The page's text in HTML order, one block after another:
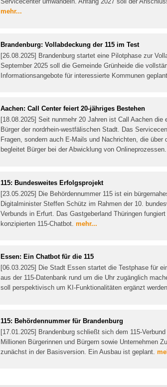
mehr...
Brandenburg: Vollabdeckung der 115 im Test
[26.08.2025] Brandenburg startet eine Pilotphase zur
September 2025 soll die Gemeinde Grünheide die
Informationsangebote für interessierte Kommunen
Aachen: Call Center feiert 20-jähriges Bestehen
[18.08.2025] Seit nunmehr 20 Jahren ist Call Aachen die
Bürger der nordrhein-westfälischen Stadt. Das
Fragen, sondern auch E-Mails und Nachrichten, die
begleitet Bürger bei der Abwicklung von Onlineprozessen.
115: Bundesweites Erfolgsprojekt
[23.05.2025] Die Behördennummer 115 ist ein
Digitalminister Steffen Schütz im Rahmen der 10.
Verbunds in Erfurt. Das Gastgeberland Thüringen
konzipierten 115-Chatbot. mehr...
Essen: Ein Chatbot für die 115
[06.03.2025] Die Stadt Essen startet die Testphase für
aus der 115-Datenbank rund um die Uhr zugänglich
soll perspektivisch um KI-Funktionalitäten ergänzt
115: Behördennummer für Brandenburg
[17.01.2025] Brandenburg schließt sich dem 115-
Millionen Bürgerinnen und Bürgern sowie Unternehmen
zunächst in der Basisversion. Ein Ausbau ist geplant.